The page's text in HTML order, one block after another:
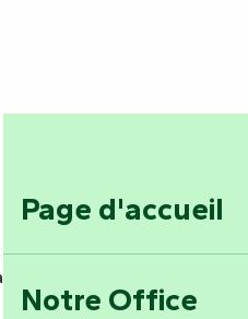
Page d'accueil
Notre Office
Pierre Blanche en forêt de
à 1km de la falaise,